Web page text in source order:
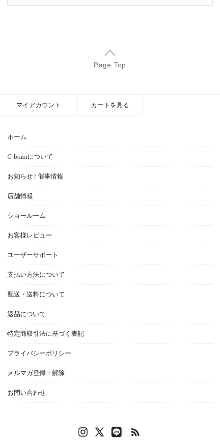
Page Top
ホーム
C-brainについて
お知らせ / 催事情報
店舗情報
ショールーム
お客様レビュー
ユーザーサポート
支払い方法について
配送・送料について
返品について
特定商取引法に基づく表記
プライバシーポリシー
メルマガ登録・解除
お問い合わせ
マイアカウント カートを見る